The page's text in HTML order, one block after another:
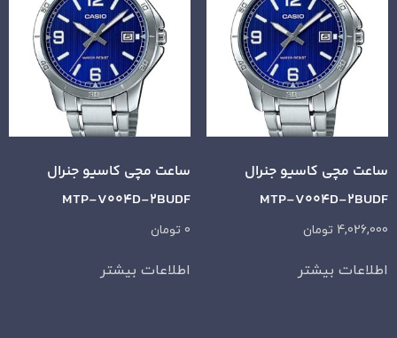
ساعت مچی کاسیو جنرال
MTP-V004D-2BUDF
4,026,000 تومان
اطلاعات بیشتر
ساعت مچی کاسیو جنرال
MTP-V004D-2BUDF
0 تومان
اطلاعات بیشتر